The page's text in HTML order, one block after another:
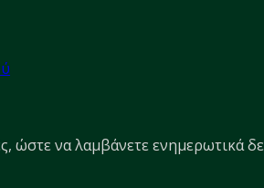
να λαμβάνετε ενημερωτικά